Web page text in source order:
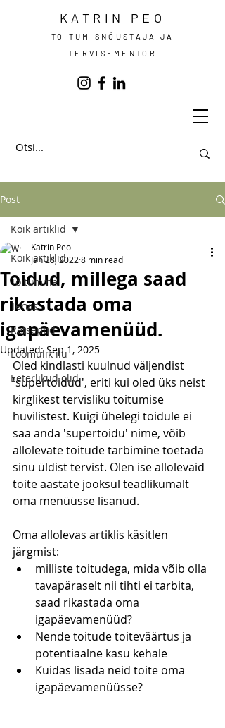
KATRIN PEO
TOITUMISNÕUSTAJA JA
TERVISEMENTOR
Post
Kõik artiklid
Toitumine
Tervis
Retseptid
Loomulik ilu
Eeterlikud õlid
Kõik artiklid
Toidud, millega saad
rikastada oma
igapäevamenüüd.
Katrin Peo
Jan 28, 2022 8 min read
Updated:Sep 1, 2025
Oled kindlasti kuulnud väljendist
'supertoidud', eriti kui oled üks neist
kirglikest tervisliku toitumise
huvilistest. Kuigi ühelegi toidule ei
saa anda 'supertoidu' nime, võib
allolevate toitude tarbimine toetada
sinu üldist tervist. Olen ise allolevaid
toite aastate jooksul teadlikumalt
oma menüüsse lisanud.
Oma allolevas artiklis käsitlen
järgmist:
milliste toitudega, mida võib olla
tavapäraselt nii tihti ei tarbita,
saad rikastada oma
igapäevamenüüd?
Nende toitude toiteväärtus ja
potentiaalne kasu kehale
Kuidas lisada neid toite oma
igapäevamenüüsse?